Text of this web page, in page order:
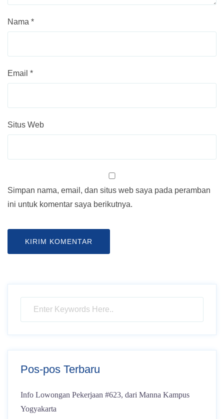
Nama *
Email *
Situs Web
Simpan nama, email, dan situs web saya pada peramban
ini untuk komentar saya berikutnya.
Pos-pos Terbaru
Info Lowongan Pekerjaan #623, dari Manna Kampus
Yogyakarta